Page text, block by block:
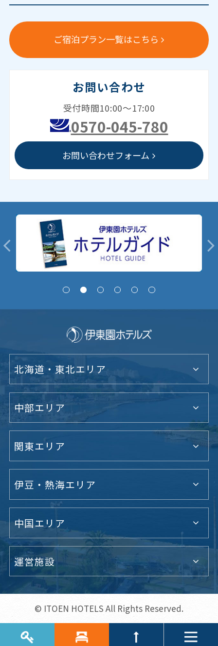
ご宿泊プラン一覧はこちら
お問い合わせ
受付時間10:00～17:00
0570-045-780
お問い合わせフォーム
北海道・東北エリア
中部エリア
関東エリア
伊豆・熱海エリア
中国エリア
運営施設
© ITOEN HOTELS All Rights Reserved.